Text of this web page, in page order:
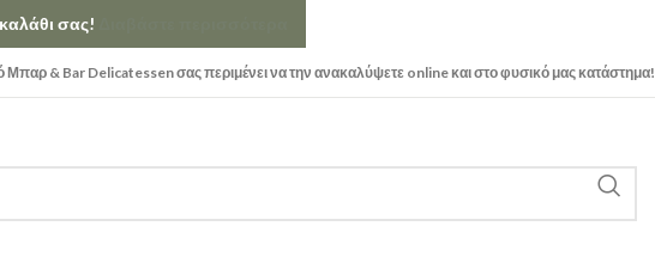
& Bar Delicatessen σας περιμένει να την ανακαλύψετε online και στο φυσικό μας κατάστημα!
σας!